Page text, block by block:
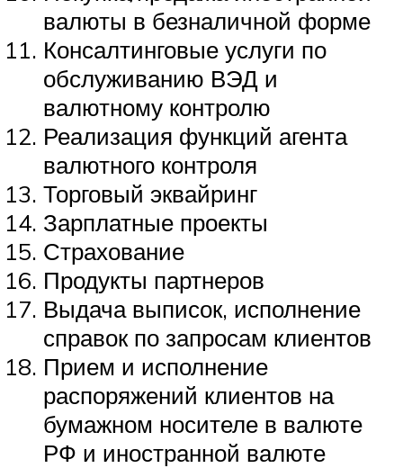
валюты в безналичной форме
Консалтинговые услуги по
обслуживанию ВЭД и
валютному контролю
Реализация функций агента
валютного контроля
Торговый эквайринг
Зарплатные проекты
Страхование
Продукты партнеров
Выдача выписок, исполнение
справок по запросам клиентов
Прием и исполнение
распоряжений клиентов на
бумажном носителе в валюте
РФ и иностранной валюте